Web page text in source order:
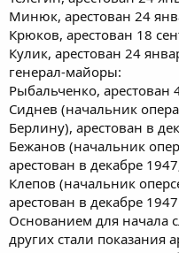
Минюк, арестован 24
Крюков, арестован 18
Кулик, арестован 24
генерал-майоры:
Рыбальченко, арестован
Сиднев (начальник
Берлину), арестован в
Бежанов (начальник
арестован в декабре
Клепов (начальник
арестован в декабре
Основанием для начала
других стали показания